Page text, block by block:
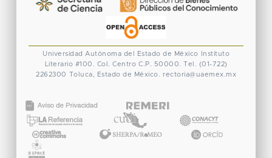
Universidad Autónoma del Estado de México
Instituto
Literario #100. Col. Centro C.P. 50000. Tel. (01-722)
2262300 Toluca, Estado de México. rectoria@uaemex.mx